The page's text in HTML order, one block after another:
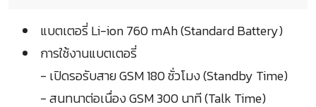
แบตเตอรี่ Li-ion 760 mAh (Standard Battery)
การใช้งานแบตเตอรี่
- เปิดรอรับสาย GSM 180 ชั่วโมง (Standby Time)
- สนทนาต่อเนื่อง GSM 300 นาที (Talk Time)